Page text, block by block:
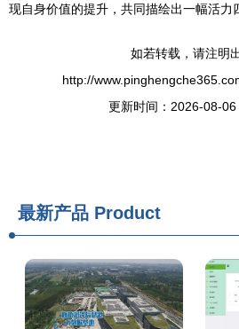
现自身价值的提升，共同描绘出一幅活力
如若转载，请注明
http://
更新时间：2026-08-
最新产品 Product